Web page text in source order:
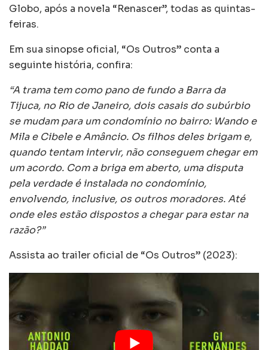
Globo, após a novela “Renascer”, todas as quintas-
feiras.
Em sua sinopse oficial, “Os Outros” conta a
seguinte história, confira:
“A trama tem como pano de fundo a Barra da
Tijuca, no Rio de Janeiro, dois casais do subúrbio
se mudam para um condomínio no bairro: Wando e
Mila e Cibele e Amâncio. Os filhos deles brigam e,
quando tentam intervir, não conseguem chegar em
um acordo. Com a briga em aberto, uma disputa
pela verdade é instalada no condomínio,
envolvendo, inclusive, os outros moradores. Até
onde eles estão dispostos a chegar para estar na
razão?”
Assista ao trailer oficial de “Os Outros” (2023):